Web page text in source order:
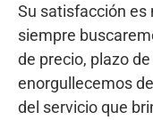
Su satisfacción
siempre
de precio, plazo
enorgullecemos
del servicio que